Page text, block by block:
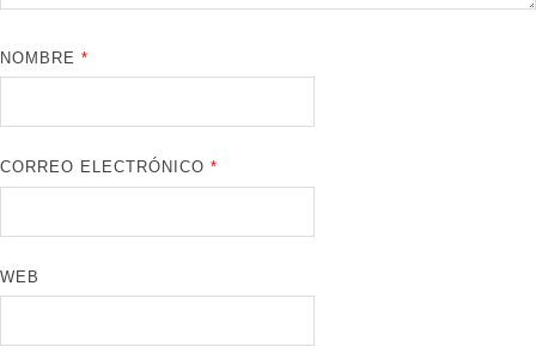
NOMBRE*
CORREO ELECTRÓNICO*
WEB